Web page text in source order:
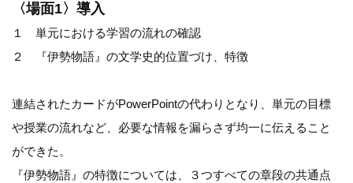
〈場面1〉導入
１ 単元における学習の流れの確認
２ 『伊勢物語』の文学史的位置づけ、特徴
連結されたカードがPowerPointの代わりとなり、単元の目標
や授業の流れなど、必要な情報を漏らさず均一に伝えること
ができた。
『伊勢物語』の特徴については、３つすべての章段の共通点